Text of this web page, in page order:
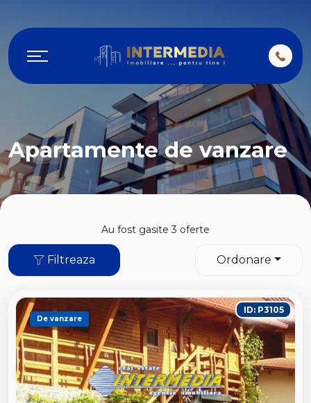
Apartamente de vanzare
Au fost gasite 3 oferte
Ordonare
Filtreaza
De vanzare
ID: P3105